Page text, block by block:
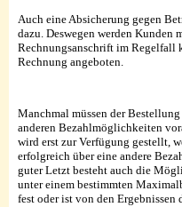
Auch eine Absicherung gegen
dazu. Deswegen werden Kunden
Rechnungsanschrift im Regelfall
Rechnung angeboten.
Manchmal müssen der
anderen Bezahlmöglichkeiten
wird erst zur Verfügung gestellt,
erfolgreich über eine andere
guter Letzt besteht auch die
unter einem bestimmten
fest oder ist von den